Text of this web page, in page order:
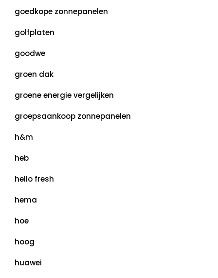
goedkope zonnepanelen
golfplaten
goodwe
groen dak
groene energie vergelijken
groepsaankoop zonnepanelen
h&m
heb
hello fresh
hema
hoe
hoog
huawei